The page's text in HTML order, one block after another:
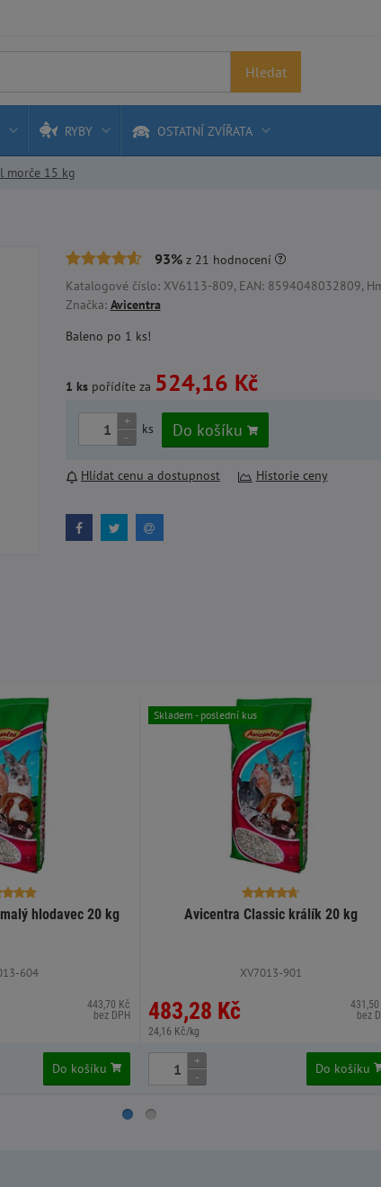
Hledat
RYBY OSTATNÍ ZVÍŘATA
morče 15 kg
93%z 21 hodnocení
Katalogové číslo: XV6113-809, EAN: 8594048032809,
Značka: Avicentra
Baleno po 1 ks!
1 kspořídíte za 524,16 Kč
+
-
ks Do košíku
Hlídat cenu a dostupnost Historie ceny
hlodavec 20 kg
604
443,70 Kč
bez DPH
Do košíku
Avicentra Classic králík 20 kg
XV7013-901
483,28 Kč
24,16 Kč/kg
bez
Skladem - poslední kus
+
-
Do košíku